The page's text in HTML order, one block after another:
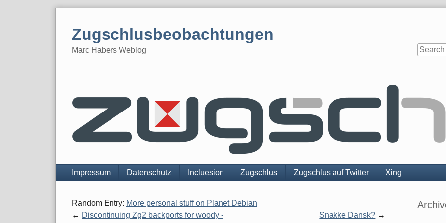
Zugschlusbeobachtungen
Marc Habers Weblog
Navigation
Impressum Datenschutz Incluesion Zugschlus Zugschlus auf Twitter Xing
Random Entry: More personal stuff on Planet Debian
Discontinuing Zg2 backports for woody -
Snakke Dansk?
Sidebar